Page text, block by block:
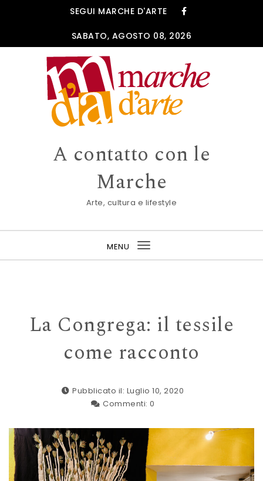
SEGUI MARCHE D'ARTE
SABATO, AGOSTO 08, 2026
A contatto con le
Marche
Arte, cultura e lifestyle
MENU
Toggle
La Congrega: il tessile
come racconto
Pubblicato il: Luglio 10, 2020
Commenti: 0